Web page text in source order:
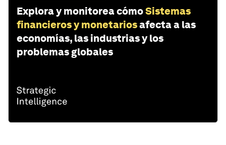
Explora y monitorea cómoSistemas
financieros y monetariosafecta a las
economías, las industrias y los
problemas globales